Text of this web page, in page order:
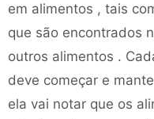
em alimentos , tais
que são encontrados
outros alimentos .
deve começar e
ela vai notar que os